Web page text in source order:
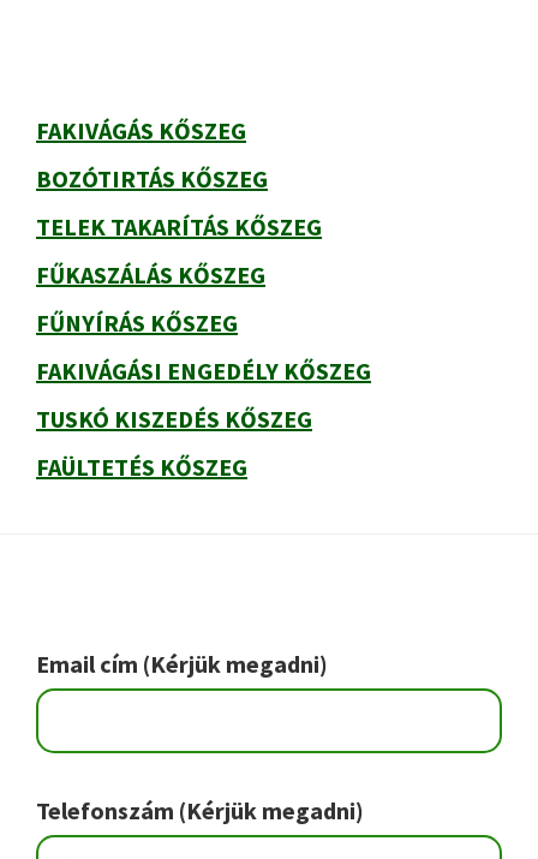
FAKIVÁGÁS KŐSZEG
BOZÓTIRTÁS KŐSZEG
TELEK TAKARÍTÁS KŐSZEG
FŰKASZÁLÁS KŐSZEG
FŰNYÍRÁS KŐSZEG
FAKIVÁGÁSI ENGEDÉLY KŐSZEG
TUSKÓ KISZEDÉS KŐSZEG
FAÜLTETÉS KŐSZEG
Please leave this field empty.
Email cím (Kérjük megadni)
Telefonszám (Kérjük megadni)